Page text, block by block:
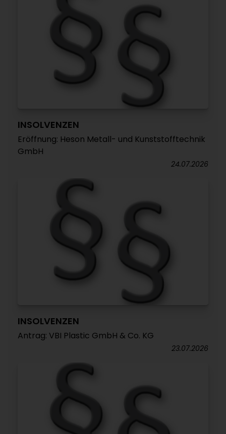
INSOLVENZEN
Eröffnung: Heson Metall- und Kunststofftechnik
GmbH
24.07.2026
INSOLVENZEN
Antrag: VBI Plastic GmbH & Co. KG
23.07.2026